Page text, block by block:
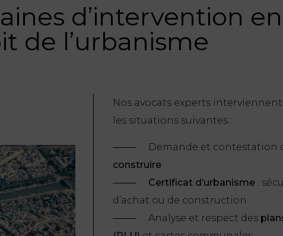
d’intervention en
de l’urbanisme
Nos avocats experts
les situations suivantes :
Demande et contestation
construire
Certificat d’urbanisme :
d’achat ou de construction
Analyse et respect des